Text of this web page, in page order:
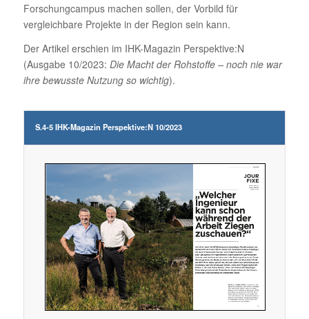
Forschungcampus machen sollen, der Vorbild für
vergleichbare Projekte in der Region sein kann.
Der Artikel erschien im IHK-Magazin Perspektive:N
(Ausgabe 10/2023: Die Macht der Rohstoffe – noch nie war
ihre bewusste Nutzung so wichtig).
S.4-5 IHK-Magazin Perspektive:N 10/2023